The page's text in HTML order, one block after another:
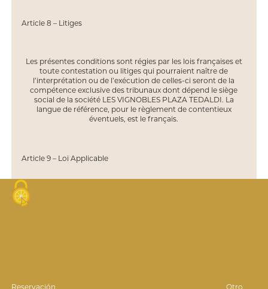
Article 8 – Litiges
Les présentes conditions sont régies par les lois françaises et
toute contestation ou litiges qui pourraient naître de
l’interprétation ou de l’exécution de celles-ci seront de la
compétence exclusive des tribunaux dont dépend le siège
social de la société LES VIGNOBLES PLAZA TEDALDI. La
langue de référence, pour le règlement de contentieux
éventuels, est le français.
Article 9 – Loi Applicable
Le contenu du site est assujetti au droit applicable en France.
El dominio Nuestros vinos
Reservación Otro